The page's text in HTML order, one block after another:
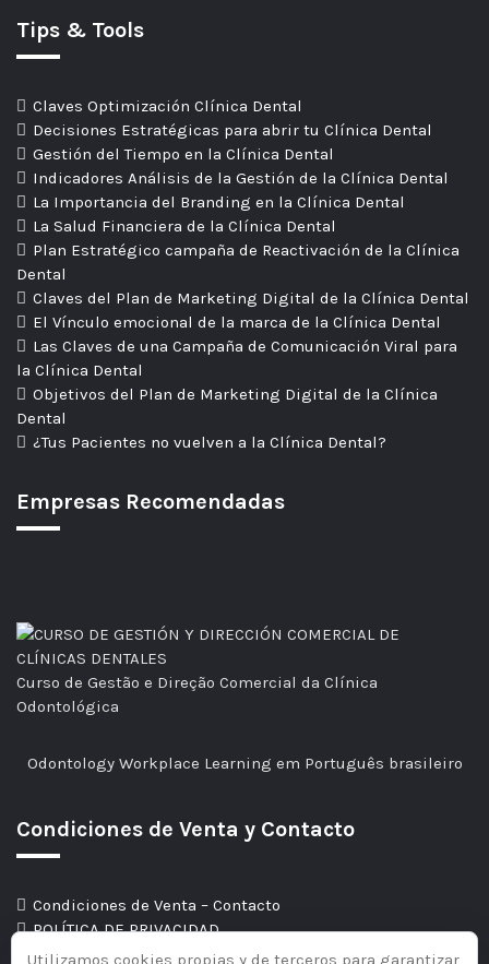
Tips & Tools
Claves Optimización Clínica Dental
Decisiones Estratégicas para abrir tu Clínica Dental
Gestión del Tiempo en la Clínica Dental
Indicadores Análisis de la Gestión de la Clínica Dental
La Importancia del Branding en la Clínica Dental
La Salud Financiera de la Clínica Dental
Plan Estratégico campaña de Reactivación de la Clínica
Dental
Claves del Plan de Marketing Digital de la Clínica Dental
El Vínculo emocional de la marca de la Clínica Dental
Las Claves de una Campaña de Comunicación Viral para
la Clínica Dental
Objetivos del Plan de Marketing Digital de la Clínica
Dental
¿Tus Pacientes no vuelven a la Clínica Dental?
Empresas Recomendadas
Curso de Gestão e Direção Comercial da Clínica
Odontológica
Odontology Workplace Learning em Português brasileiro
Condiciones de Venta y Contacto
Condiciones de Venta – Contacto
POLÍTICA DE PRIVACIDAD
Utilizamos cookies propias y de terceros para garantizar